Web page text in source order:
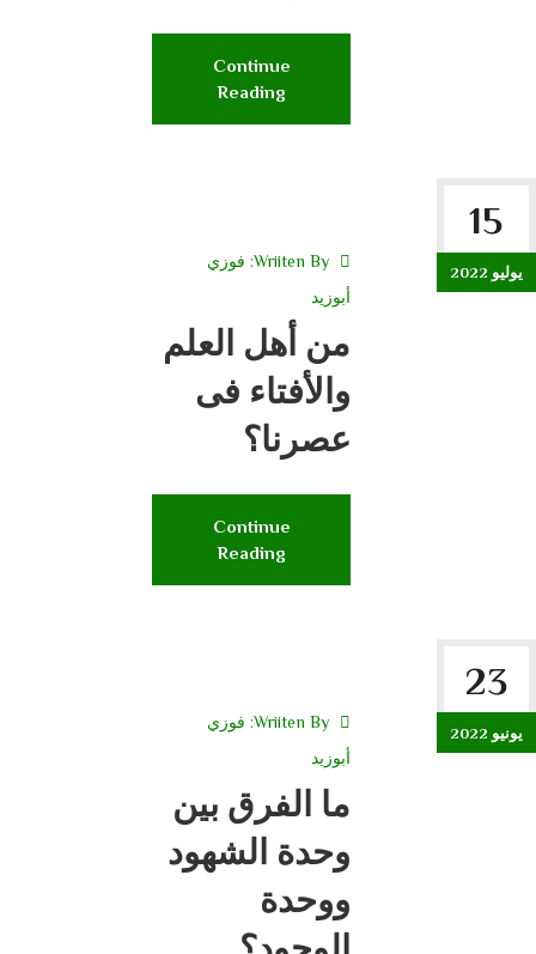
Continue
Reading
15
يوليو 2022
Wriiten By: فوزي
أبوزيد
من أهل العلم
والأفتاء فى
عصرنا؟
Continue
Reading
23
يونيو 2022
Wriiten By: فوزي
أبوزيد
ما الفرق بين
وحدة الشهود
ووحدة